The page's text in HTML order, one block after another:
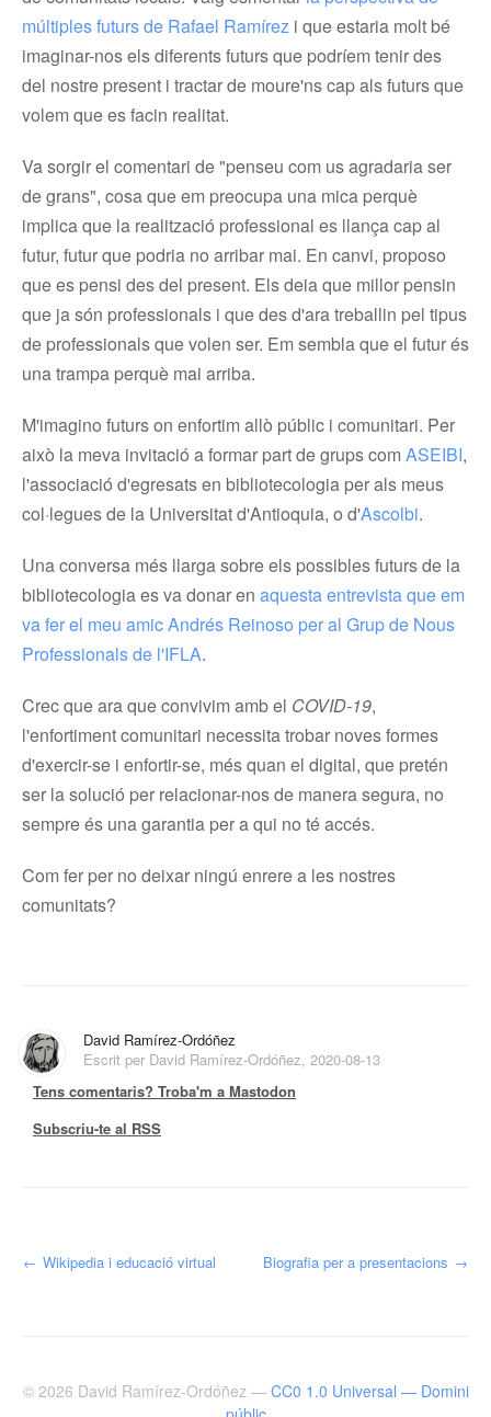
múltiples futurs de Rafael Ramírez i que estaria molt bé
imaginar-nos els diferents futurs que podríem tenir des
del nostre present i tractar de moure'ns cap als futurs que
volem que es facin realitat.
Va sorgir el comentari de "penseu com us agradaria ser
de grans", cosa que em preocupa una mica perquè
implica que la realització professional es llança cap al
futur, futur que podria no arribar mai. En canvi, proposo
que es pensi des del present. Els deia que millor pensin
que ja són professionals i que des d'ara treballin pel tipus
de professionals que volen ser. Em sembla que el futur és
una trampa perquè mai arriba.
M'imagino futurs on enfortim allò públic i comunitari. Per
això la meva invitació a formar part de grups comASEIBI,
l'associació d'egresats en bibliotecologia per als meus
col·legues de la Universitat d'Antioquia, o d'Ascolbi.
Una conversa més llarga sobre els possibles futurs de la
bibliotecologia es va donar en aquesta entrevista que em
va fer el meu amic Andrés Reinoso per al Grup de Nous
Professionals de l'IFLA.
Crec que ara que convivim amb el COVID-19,
l'enfortiment comunitari necessita trobar noves formes
d'exercir-se i enfortir-se, més quan el digital, que pretén
ser la solució per relacionar-nos de manera segura, no
sempre és una garantia per a qui no té accés.
Com fer per no deixar ningú enrere a les nostres
comunitats?
David Ramírez-Ordóñez
Escrit per David Ramírez-Ordóñez, 2020-08-13
Tens comentaris? Troba'm a Mastodon
Subscriu-te al RSS
← Wikipedia i educació virtual Biografia per a presentacions →
© 2026 David Ramírez-Ordóñez — CC0 1.0 Universal — Domini